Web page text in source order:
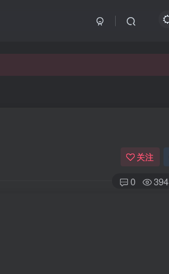
关注
0 394